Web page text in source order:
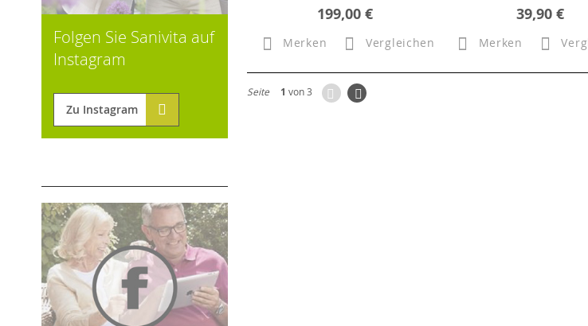
199,00 €
Merken Vergleichen
39,90 €
Merken
Seite 1 von 3 ZurückSeite
Weiter
Folgen Sie Sanivita auf
Instagram
Zu Instagram